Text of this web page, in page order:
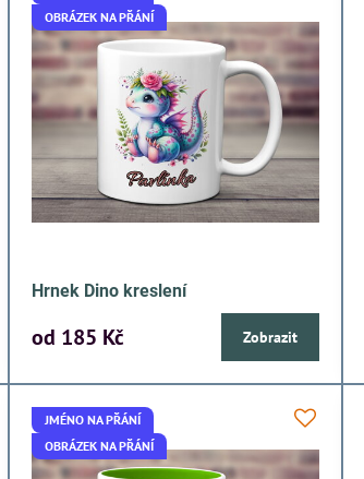
OBRÁZEK NA PŘÁNÍ
Hrnek Dino kreslení
od 185 Kč Zobrazit
JMÉNO NA PŘÁNÍ
OBRÁZEK NA PŘÁNÍ